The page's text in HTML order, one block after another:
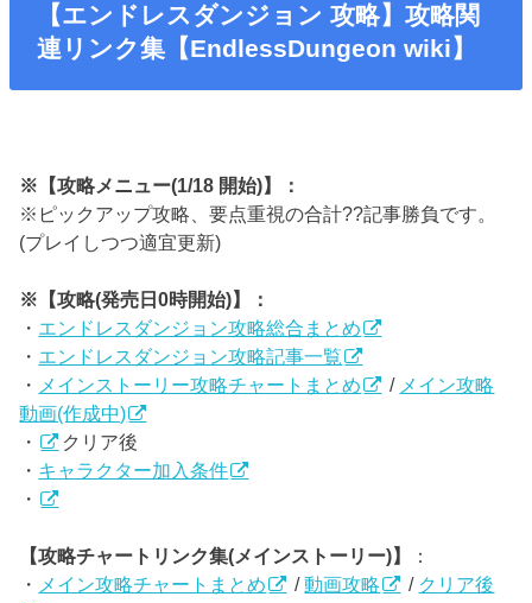
【エンドレスダンジョン 攻略】攻略関
連リンク集【EndlessDungeon wiki】
※【攻略メニュー(1/18 開始)】：
※ピックアップ攻略、要点重視の合計??記事勝負です。
(プレイしつつ適宜更新)
※【攻略(発売日0時開始)】：
・ エンドレスダンジョン攻略総合まとめ
・ エンドレスダンジョン攻略記事一覧
・ メインストーリー攻略チャートまとめ / メイン攻略
動画(作成中)
・
クリア後
・ キャラクター加入条件
・
【攻略チャートリンク集(メインストーリー)】
：
・ メイン攻略チャートまとめ /動画攻略 / クリア後